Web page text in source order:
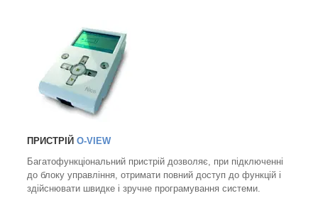
ПРИСТРІЙ O-VIEW
Багатофункціональний пристрій дозволяє, при підключенні
до блоку управління, отримати повний доступ до функцій і
здійснювати швидке і зручне програмування системи.